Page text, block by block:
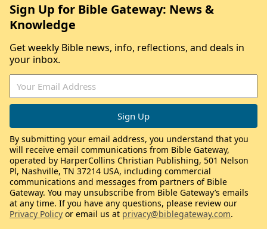
Sign Up for Bible Gateway: News &
Knowledge
Get weekly Bible news, info, reflections, and deals in
your inbox.
By submitting your email address, you understand that you
will receive email communications from Bible Gateway,
operated by HarperCollins Christian Publishing, 501 Nelson
Pl, Nashville, TN 37214 USA, including commercial
communications and messages from partners of Bible
Gateway. You may unsubscribe from Bible Gateway’s emails
at any time. If you have any questions, please review our
Privacy Policy or email us at privacy@biblegateway.com.